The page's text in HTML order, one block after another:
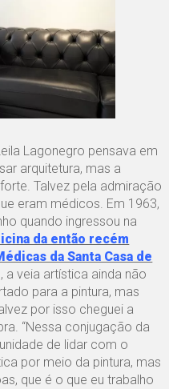
Lagonegro pensava em
arquitetura, mas a
Talvez pela admiração
eram médicos. Em 1963,
quando ingressou na
da então recém
da Santa Casa de
a veia artística ainda não
para a pintura, mas
por isso cheguei a
“Nessa conjugação da
de lidar com o
por meio da pintura, mas
que é o que eu trabalho